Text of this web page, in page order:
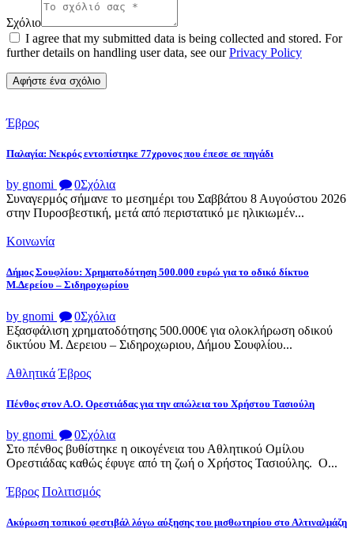
Σχόλιο
I agree that my submitted data is being collected and stored. For
further details on handling user data, see ourPrivacy Policy
Έβρος
Παλαγία: Νεκρός εντοπίστηκε 77χρονος που έπεσε σε πηγάδι
by gnomi 0Σχόλια
Συναγερμός σήμανε το μεσημέρι του Σαββάτου 8 Αυγούστου 2026
στην Πυροσβεστική, μετά από περιστατικό με ηλικιωμέν...
Κοινωνία
Δήμος Σουφλίου: Χρηματοδότηση 500.000 ευρώ για το οδικό δίκτυο
Μ.Δερείου – Σιδηροχωρίου
by gnomi 0Σχόλια
Εξασφάλιση χρηματοδότησης 500.000€ για ολοκλήρωση οδικού
δικτύου Μ. Δερειου – Σιδηροχωριου, Δήμου Σουφλίου...
Αθλητικά Έβρος
Πένθος στον Α.Ο. Ορεστιάδας για την απώλεια του Χρήστου Τασιούλη
by gnomi 0Σχόλια
Στο πένθος βυθίστηκε η οικογένεια του Αθλητικού Ομίλου
Ορεστιάδας καθώς έφυγε από τη ζωή ο Χρήστος Τασιούλης. Ο...
Έβρος Πολιτισμός
Ακύρωση τοπικού φεστιβάλ λόγω αύξησης του μισθωτηρίου στο Αλτιναλμάζη